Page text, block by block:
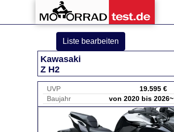
Liste bearbeiten
Kawasaki
Z H2
UVP
19.595 €
Baujahr
von 2020 bis 2026~